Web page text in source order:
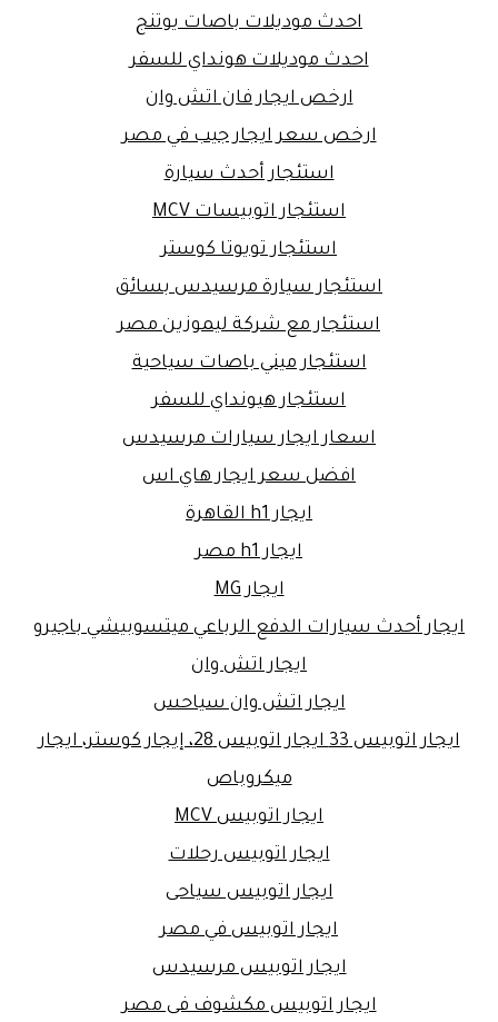
احدث موديلات باصات يوتنج
احدث موديلات هونداي للسفر
ارخص ايجار فان اتش وان
ارخص سعر ايجار جيب في مصر
استئجار أحدث سيارة
استئجار اتوبيسات MCV
استئجار تويوتا كوستر
استئجار سيارة مرسيدس بسائق
استئجار مع شركة ليموزين مصر
استئجار ميني باصات سياحية
استئجار هيونداي للسفر
اسعار ايجار سيارات مرسيدس
افضل سعر ايجار هاي اس
ايجار h1 القاهرة
ايجار h1 مصر
ايجار MG
ايجار أحدث سيارات الدفع الرباعي ميتسوبيشي باجيرو
ايجار اتش وان
ايجار اتش وان سياحس
ايجار اتوبيس 33 ايجار اتوبيس 28، إيجار كوستر، ايجار
ميكروباص
ايجار اتوبيس MCV
ايجار اتوبيس رحلات
ايجار اتوبيس سياحى
ايجار اتوبيس في مصر
ايجار اتوبيس مرسيدس
ايجار اتوبيس مكشوف فى مصر